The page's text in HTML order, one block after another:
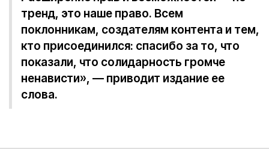
тренд, это наше право. Всем
поклонникам, создателям контента и тем,
кто присоединился: спасибо за то, что
показали, что солидарность громче
ненависти», — приводит издание ее
слова.